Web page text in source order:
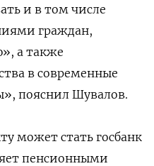
и в том числе
граждан,
а также
в современные
пояснил Шувалов.
может стать госбанк
пенсионными